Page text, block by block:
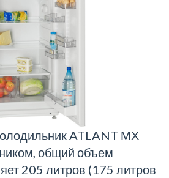
ATLANT МХ
общий объем
205 литров (175 литров